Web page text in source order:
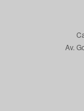
Av.